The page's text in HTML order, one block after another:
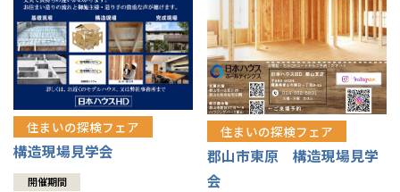
住まいの探検フェア
構造現場見学会
開催期間
住まいの探検フェア
郡山市東原 構造現場見学
会